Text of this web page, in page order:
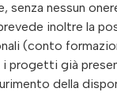
senza nessun
inoltre la
(conto
progetti già
della